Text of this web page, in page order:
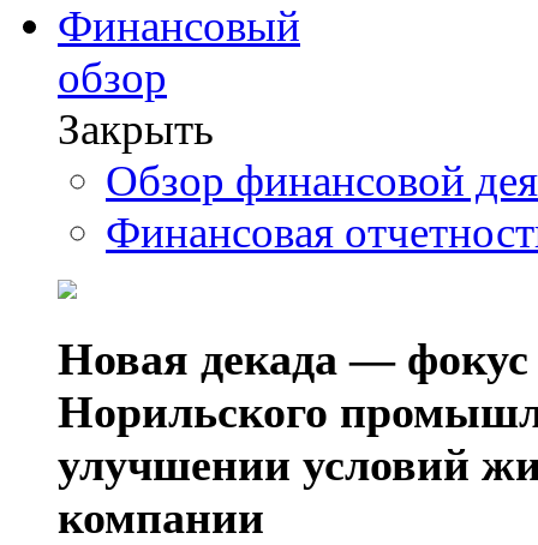
Финансовый
обзор
Закрыть
Обзор финансовой
Финансовая
Новая декада — фокус
Норильского
улучшении условий
компании